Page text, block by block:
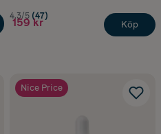
4.3/5 (47)
159 kr Köp
Nice Price